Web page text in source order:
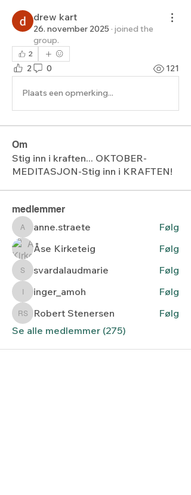
drew kart
26. november 2025 · joined the
group.
2
2 0 121
Plaats een opmerking...
Om
Stig inn i kraften... OKTOBER-
MEDITASJON-Stig inn i KRAFTEN!
medlemmer
anne.straete
anne.straete
Følg
Åse Kirketeig
Følg
svardalaudmarie
svardalaudmarie Følg
inger_amoh
inger_amoh Følg
Robert Stenersen
Robert Stenersen
Følg
Se alle medlemmer (275)